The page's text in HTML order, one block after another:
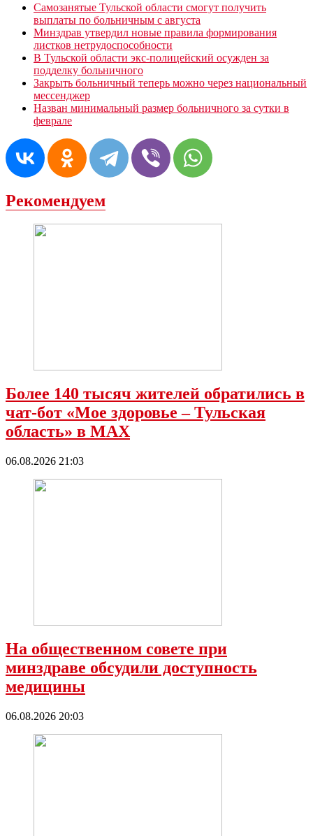
Самозанятые Тульской области смогут получить
выплаты по больничным с августа
Минздрав утвердил новые правила формирования
листков нетрудоспособности
В Тульской области экс-полицейский осужден за
подделку больничного
Закрыть больничный теперь можно через национальный
мессенджер
Назван минимальный размер больничного за сутки в
феврале
Рекомендуем
Более 140 тысяч жителей обратились в
чат-бот «Мое здоровье – Тульская
область» в МАХ
06.08.2026 21:03
На общественном совете при
минздраве обсудили доступность
медицины
06.08.2026 20:03